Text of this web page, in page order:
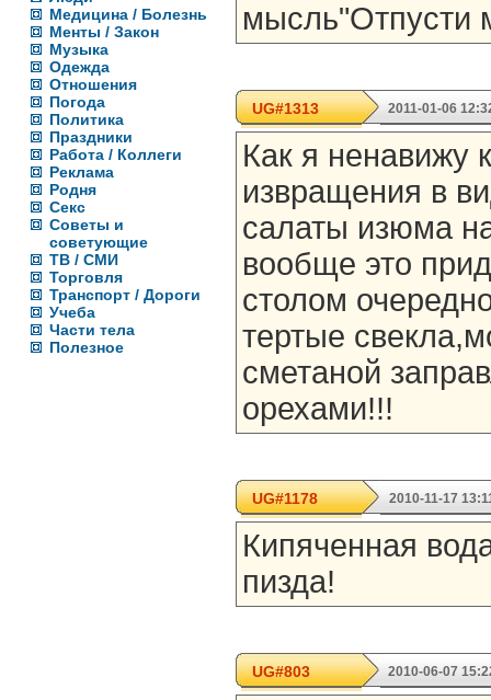
Медицина / Болезнь
Менты / Закон
Музыка
Одежда
Отношения
Погода
Политика
Праздники
Работа / Коллеги
Реклама
Родня
Секс
Советы и
советующие
ТВ / СМИ
Торговля
Транспорт / Дороги
Учеба
Части тела
Полезное
мысль"Отпусти
UG#1313 2011-01-06
Как я ненавижу
извращения в
салаты изюма
вообще это
столом
тертые
сметаной
орехами!!!
UG#1178 2010-11-17
Кипяченная
пизда!
UG#803 2010-06-07